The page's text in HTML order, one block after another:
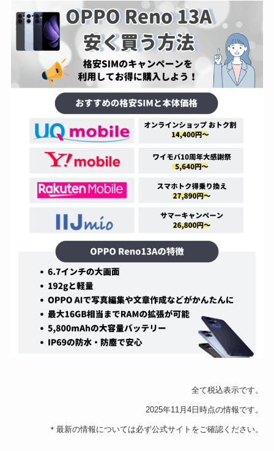
全て税込表示です。
2025年11月4日時点の情報です。
＊最新の情報については必ず公式サイトをご確認ください。